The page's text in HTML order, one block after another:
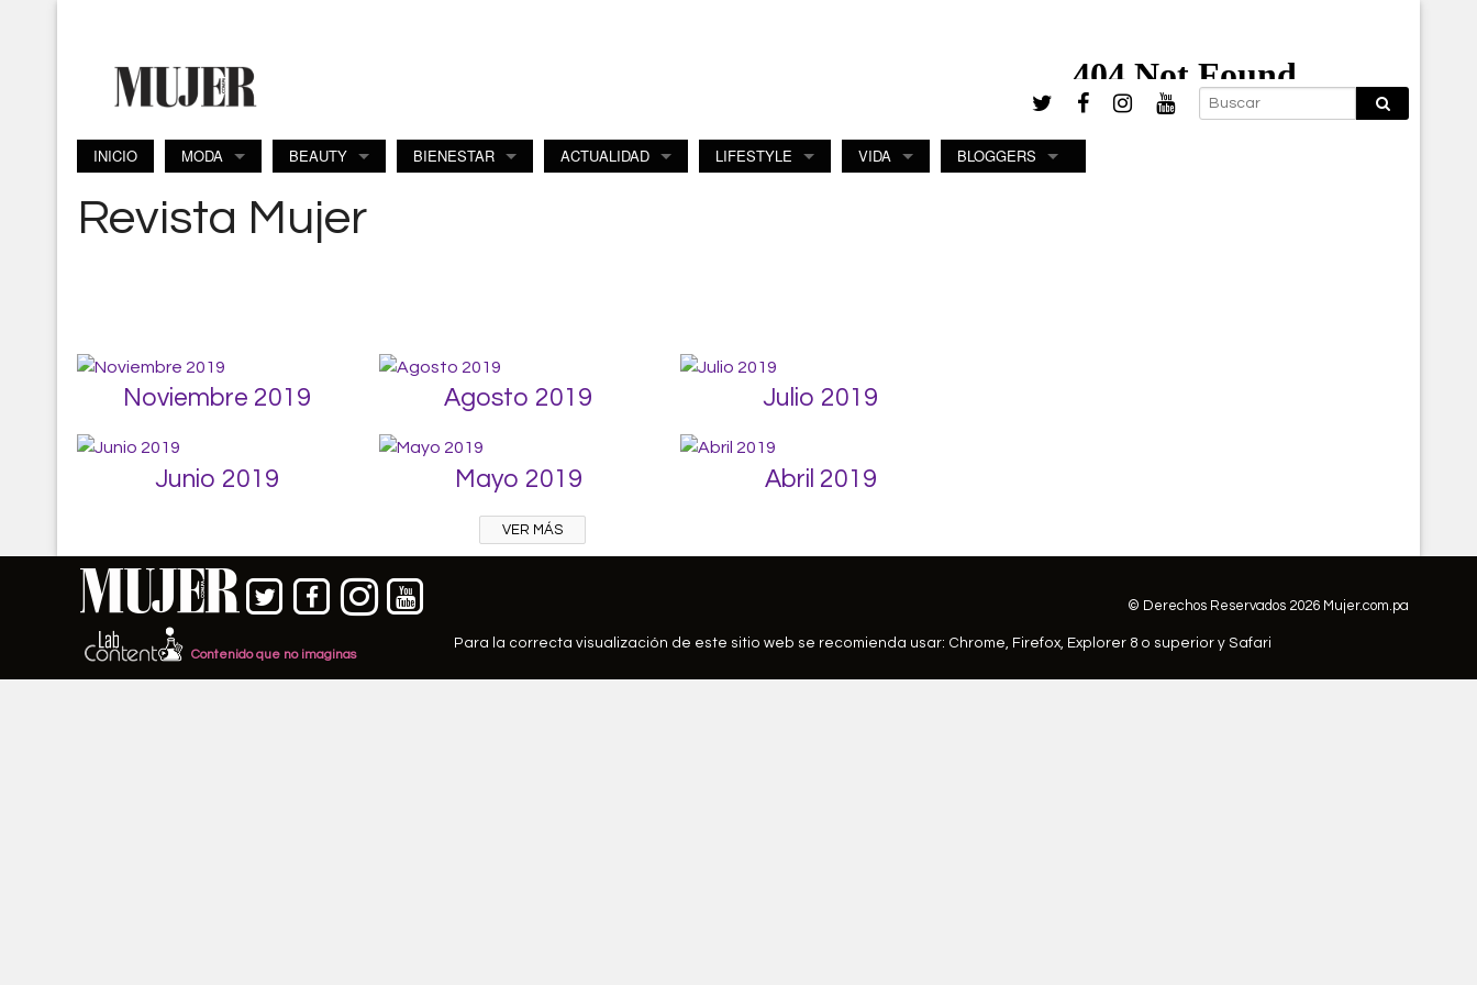
INICIO MODA BEAUTY BIENESTAR ACTUALIDAD LIFESTYLE VIDA BLOGGERS
Revista Mujer
Noviembre 2019 Agosto 2019 Julio 2019
Junio 2019 Mayo 2019 Abril 2019
VER MÁS
© Derechos Reservados 2026 Mujer.com.pa
Contenido que no imaginas
Para la correcta visualización de este sitio web se recomienda usar: Chrome, Firefox, Explorer 8 o superior y Safari